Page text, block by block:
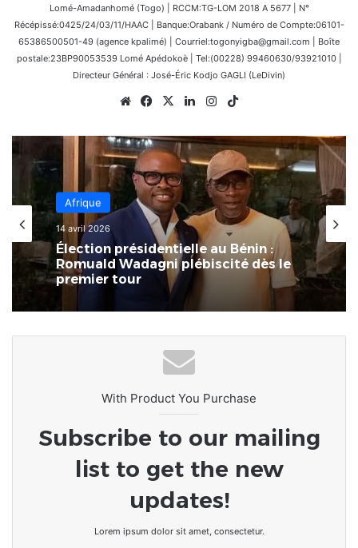
Lomé-Amadanhomé (Togo) | RCCM:TG-LOM 2018 A 5677 | N°
Récépissé:0425/24/03/11/HAAC | Banque:Orabank / Numéro de Compte:06101-
65386500501-49 (agence kpalimé) | Courriel:togonyigba@gmail.com | Boîte
postale:23BP90053539 Lomé Apédokoè | Tel:(00228) 99460630/93921010 |
Directeur Général : José-Éric Kodjo GAGLI (LeDivin)
WebsiteFacebook
X LinkedinInstagram
Afrique
14 avril 2026
Élection présidentielle au Bénin :
Romuald Wadagni plébiscité dès le
premier tour
With Product You Purchase
Subscribe to our mailing
list to get the new
updates!
Lorem ipsum dolor sit amet, consectetur.